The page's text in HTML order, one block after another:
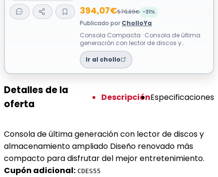
394,07€570,69€ -31%
Publicado por CholloYa
Consola Compacta · Consola de última
generación con lector de discos y
almacenamiento ampliado Diseño
renovado más co...
Ir al chollo
Detalles de la
oferta
DescripciónEspecificaciones
Consola de última generación con lector de discos y
almacenamiento ampliado Diseño renovado más
compacto para disfrutar del mejor entretenimiento.
Cupón adicional: CDES55